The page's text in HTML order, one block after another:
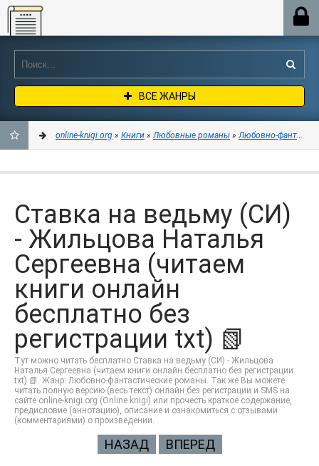
Online-knigi.org
ВСЕ ЖАНРЫ
ЗАКЛАДКИ
online-knigi.org » Книги »Любовные романы »Любовно-
Ставка на ведьму (СИ)
- Жильцова Наталья
Сергеевна (читаем
книги онлайн
бесплатно без
регистрации txt) 📗
Тут можно читать бесплатно Ставка на ведьму (СИ) - Жильцова
Наталья Сергеевна (читаем книги онлайн бесплатно без регистрации
txt) 📗. Жанр: Любовно-фантастические романы. Так же Вы можете
читать полную версию (весь текст) онлайн без регистрации и SMS на
сайте online-knigi.org (Online knigi) или прочесть краткое содержание,
предисловие (аннотацию), описание и ознакомиться с отзывами
(комментариями) о произведении.
НАЗАД ВПЕРЕД